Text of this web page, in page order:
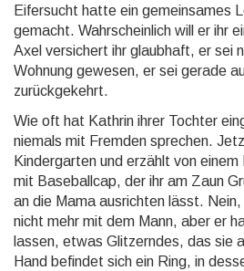
Eifersucht hatte ein gemeinsames
gemacht. Wahrscheinlich will er ihr
Axel versichert ihr glaubhaft, er sei
Wohnung gewesen, er sei gerade
zurückgekehrt.
Wie oft hat Kathrin ihrer Tochter
niemals mit Fremden sprechen.
Kindergarten und erzählt von
mit Baseballcap, der ihr am Zaun
an die Mama ausrichten lässt.
nicht mehr mit dem Mann, aber er
lassen, etwas Glitzerndes, das sie
Hand befindet sich ein Ring, in